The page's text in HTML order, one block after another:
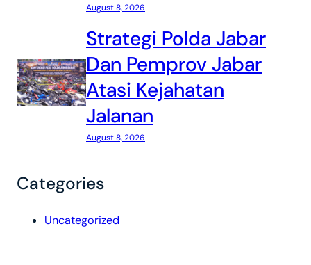
August 8, 2026
Strategi Polda Jabar
Dan Pemprov Jabar
Atasi Kejahatan
Jalanan
August 8, 2026
Categories
Uncategorized